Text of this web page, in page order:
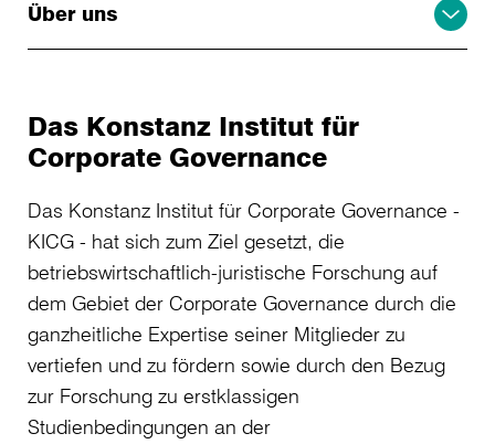
Über uns
Das Konstanz Institut für
Corporate Governance
Das Konstanz Institut für Corporate Governance -
KICG - hat sich zum Ziel gesetzt, die
betriebswirtschaftlich-juristische Forschung auf
dem Gebiet der Corporate Governance durch die
ganzheitliche Expertise seiner Mitglieder zu
vertiefen und zu fördern sowie durch den Bezug
zur Forschung zu erstklassigen
Studienbedingungen an der